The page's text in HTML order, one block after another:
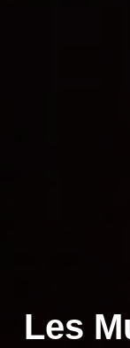
Les